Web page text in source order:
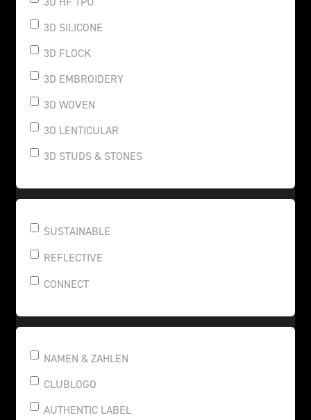
3D SILICONE
3D FLOCK
3D EMBROIDERY
3D WOVEN
3D LENTICULAR
3D STUDS & STONES
SUSTAINABLE
REFLECTIVE
CONNECT
NAMEN & ZAHLEN
CLUBLOGO
AUTHENTIC LABEL